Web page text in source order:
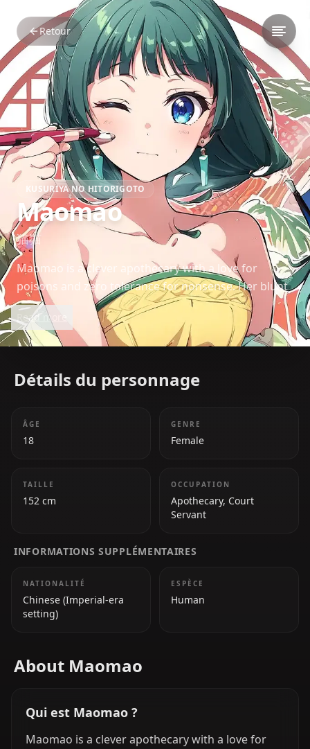
Retour
KUSURIYA NO HITORIGOTO
Maomao
猫猫
Maomao is a clever apothecary with a love for
poisons and zero tolerance for nonsense. Her blunt
wit and exceptional insight turn her into a key
problem-solver within the palace.
Read more
Détails du personnage
ÂGE
18
GENRE
Female
TAILLE
152 cm
OCCUPATION
Apothecary, Court
Servant
INFORMATIONS SUPPLÉMENTAIRES
NATIONALITÉ
Chinese (Imperial-era
setting)
ESPÈCE
Human
About Maomao
Qui est Maomao ?
Maomao is a clever apothecary with a love for